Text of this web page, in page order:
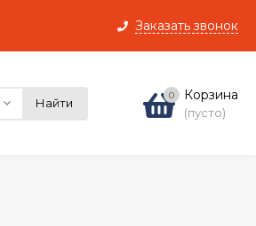
Заказать звонок
Найти
0 Корзина
(пусто)